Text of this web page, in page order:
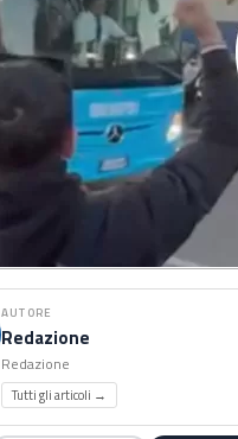
AUTORE
Redazione
Redazione
Tutti gli articoli →